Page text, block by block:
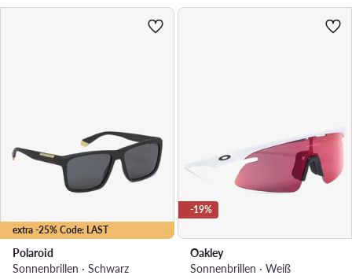
extra -25% Code: LAST
Polaroid
Sonnenbrillen · Schwarz
-19%
Oakley
Sonnenbrillen · Weiß